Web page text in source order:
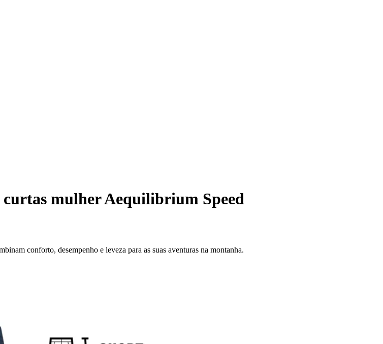
curtas mulher Aequilibrium Speed
conforto, desempenho e leveza para as suas aventuras na montanha.